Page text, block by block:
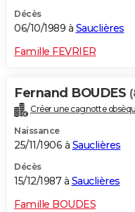
Décès
06/10/1989 à Sauclières
Famille FEVRIER
Fernand BOUDES
Créer une cagnotte
Naissance
25/11/1906 à Sauclières
Décès
15/12/1987 à Sauclières
Famille BOUDES